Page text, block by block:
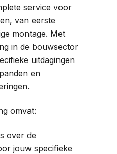
service voor
van eerste
montage. Met
in de bouwsector
uitdagingen
en
omvat:
over de
jouw specifieke